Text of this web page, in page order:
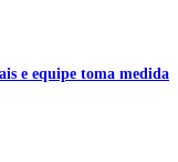
e equipe toma medida